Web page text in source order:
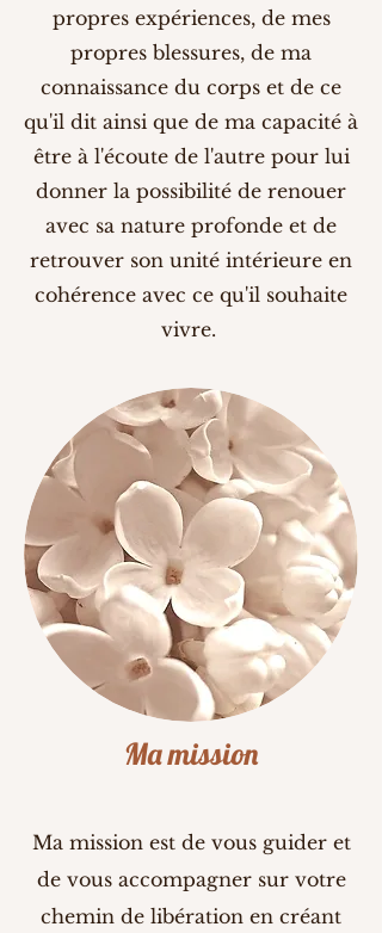
propres expériences, de mes
propres blessures, de ma
connaissance du corps et de ce
qu'il dit ainsi que de ma capacité à
être à l'écoute de l'autre pour lui
donner la possibilité de renouer
avec sa nature profonde et de
retrouver son unité intérieure en
cohérence avec ce qu'il souhaite
vivre.
Ma mission
Ma mission est de vous guider et
de vous accompagner sur votre
chemin de libération en créant